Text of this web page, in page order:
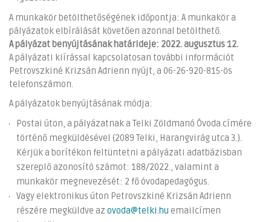
A munkakör betölthetőségének időpontja: A munkakör a
pályázatok elbírálását követően azonnal betölthető.
A pályázat benyújtásának határideje: 2022. augusztus 12.
A pályázati kiírással kapcsolatosan további információt
Petrovszkiné Krizsán Adrienn nyújt, a 06-26-920-815-ös
telefonszámon.
A pályázatok benyújtásának módja:
Postai úton, a pályázatnak a Telki Zöldmanó Óvoda címére
történő megküldésével (2089 Telki, Harangvirág utca 3.).
Kérjük a borítékon feltüntetni a pályázati adatbázisban
szereplő azonosító számot: 188/2022., valamint a
munkakör megnevezését: 2 fő óvodapedagógus.
Vagy elektronikus úton Petrovszkiné Krizsán Adrienn
részére megküldve az ovoda@telki.hu emailcímen